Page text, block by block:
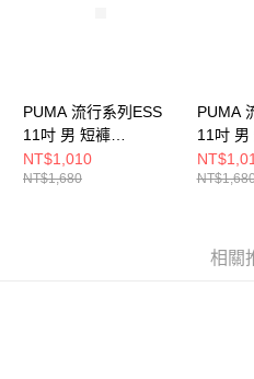
PUMA 流行系列ESS
11吋 男 短褲
62965901
NT$1,010
NT$1,680
PUMA
11吋 男
相關